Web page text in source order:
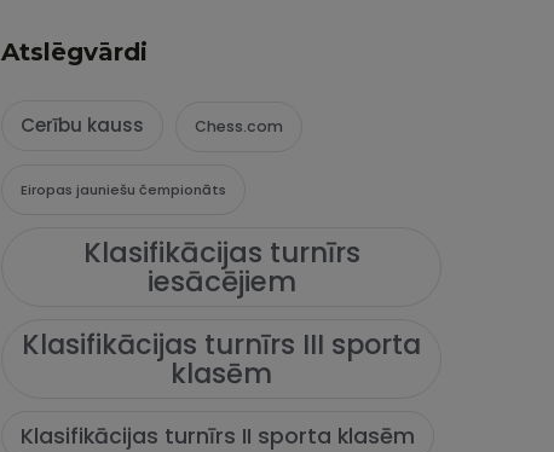
Atslēgvārdi
Cerību kauss Chess.com
Eiropas jauniešu čempionāts
Klasifikācijas turnīrs
iesācējiem
Klasifikācijas turnīrs III sporta
klasēm
Klasifikācijas turnīrs II sporta klasēm